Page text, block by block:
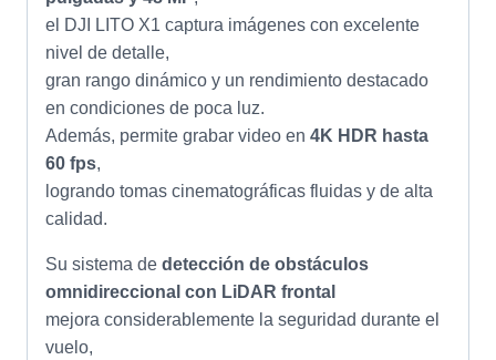
el DJI LITO X1 captura imágenes con excelente
nivel de detalle,
gran rango dinámico y un rendimiento destacado
en condiciones de poca luz.
Además, permite grabar video en 4K HDR hasta
60 fps,
logrando tomas cinematográficas fluidas y de alta
calidad.
Su sistema de detección de obstáculos
omnidireccional con LiDAR frontal
mejora considerablemente la seguridad durante el
vuelo,